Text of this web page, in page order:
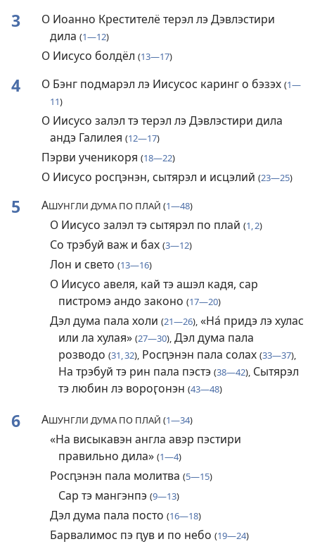
3
О Иоанно Крестителё терэл лэ Дэвлэстири
дила (1—12)
О Иисусо болдёл (13—17)
4 О Бэнг подмарэл лэ Иисусос каринг о бэзэх (1—
11)
О Иисусо залэл тэ терэл лэ Дэвлэстири дила
андэ Галилея (12—17)
Пэрви ученикоря (18—22)
О Иисусо росԥэнэн, сытярэл и исцэлий (23—25)
5 АШУНГЛИ ДУМА ПО ПЛАЙ (1—48)
О Иисусо залэл тэ сытярэл по плай (1, 2)
Со трэбуй важ и бах (3—12)
Лон и свето (13—16)
О Иисусо авеля, кай тэ ашэл кадя, сар
пистромэ андо законо (17—20)
Дэл дума пала холи (21—26),«На́ придэ лэ хулас
или ла хулая» (27—30),Дэл дума пала
розводо (31, 32),Росԥэнэн пала солах (33—37),
На трэбуй тэ рин пала пэстэ (38—42),Сытярэл
тэ любин лэ вороӷонэн (43—48)
6 АШУНГЛИ ДУМА ПО ПЛАЙ (1—34)
«На висыкавэн англа авэр пэстири
правильно дила» (1—4)
Росԥэнэн пала молитва (5—15)
Сар тэ мангэнпэ (9—13)
Дэл дума пала посто (16—18)
Барвалимос пэ ԥув и по небо (19—24)